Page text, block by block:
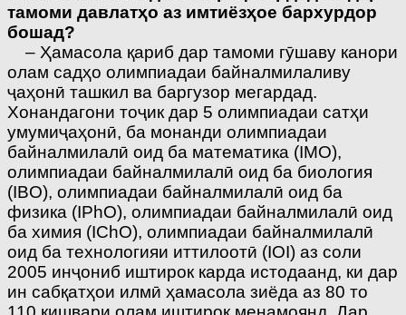
тамоми давлатҳо аз имтиёзҳое бархурдор
бошад?
– Ҳамасола қариб дар тамоми гӯшаву канори
олам садҳо олимпиадаи байналмилаливу
ҷаҳонӣ ташкил ва баргузор мегардад.
Хонандагони тоҷик дар 5 олимпиадаи сатҳи
умумиҷаҳонӣ, ба монанди олимпиадаи
байналмилалӣ оид ба математика (IMO),
олимпиадаи байналмилалӣ оид ба биология
(IBO), олимпиадаи байналмилалӣ оид ба
физика (IPhO), олимпиадаи байналмилалӣ оид
ба химия (IChO), олимпиадаи байналмилалӣ
оид ба технологияи иттило­отӣ (IOI) аз соли
2005 инҷониб иштирок карда истодаанд, ки дар
ин сабқатҳои илмӣ ҳамасола зиёда аз 80 то